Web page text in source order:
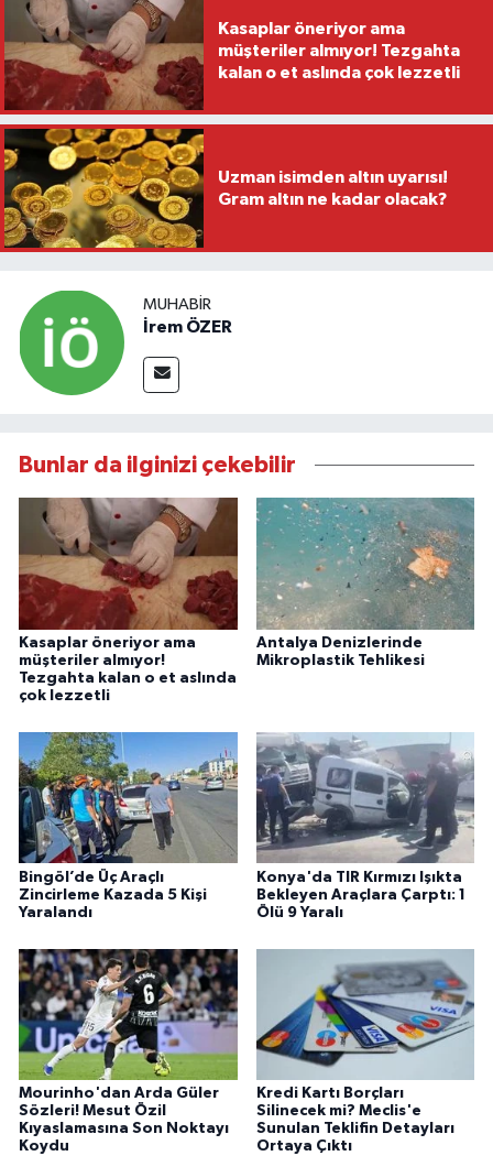
Kasaplar öneriyor ama
müşteriler almıyor! Tezgahta
kalan o et aslında çok lezzetli
Uzman isimden altın uyarısı!
Gram altın ne kadar olacak?
MUHABIR
İrem ÖZER
Bunlar da ilginizi çekebilir
Kasaplar öneriyor ama
müşteriler almıyor!
Tezgahta kalan o et aslında
çok lezzetli
Antalya Denizlerinde
Mikroplastik Tehlikesi
Bingöl’de Üç Araçlı
Zincirleme Kazada 5 Kişi
Yaralandı
Konya'da TIR Kırmızı Işıkta
Bekleyen Araçlara Çarptı: 1
Ölü 9 Yaralı
Mourinho'dan Arda Güler
Sözleri! Mesut Özil
Kıyaslamasına Son Noktayı
Koydu
Kredi Kartı Borçları
Silinecek mi? Meclis'e
Sunulan Teklifin Detayları
Ortaya Çıktı